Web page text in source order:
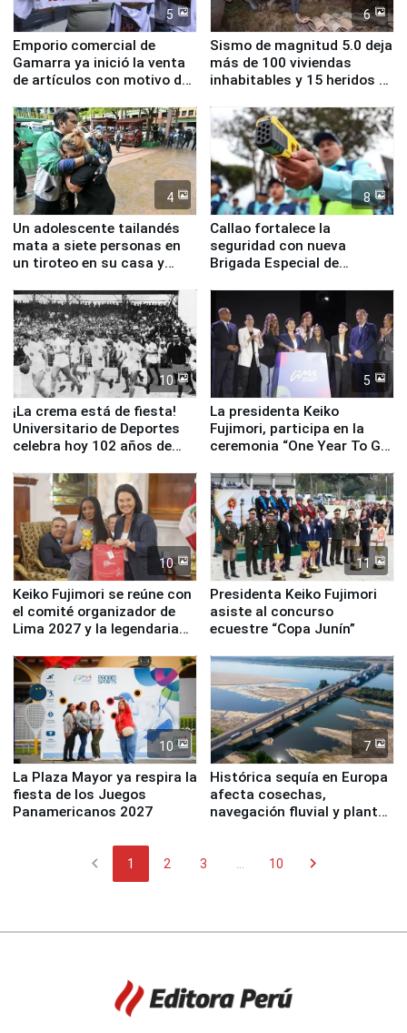
5
Emporio comercial de
Gamarra ya inició la venta
de artículos con motivo de
6
Sismo de magnitud 5.0 deja
más de 100 viviendas
inhabitables y 15 heridos en
4
Un adolescente tailandés
mata a siete personas en
un tiroteo en su casa y
8
Callao fortalece la
seguridad con nueva
Brigada Especial de
equipamiento para
Serenazgo
10
¡La crema está de fiesta!
Universitario de Deportes
celebra hoy 102 años de
5
La presidenta Keiko
Fujimori, participa en la
ceremonia “One Year To Go
10
Keiko Fujimori se reúne con
el comité organizador de
Lima 2027 y la legendaria
11
Presidenta Keiko Fujimori
asiste al concurso
ecuestre “Copa Junín”
10
La Plaza Mayor ya respira la
fiesta de los Juegos
Panamericanos 2027
7
Histórica sequía en Europa
afecta cosechas,
navegación fluvial y plantas
chevron_left 1 2 3 10 chevron_right